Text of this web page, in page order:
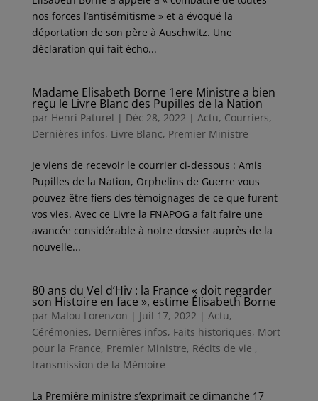
nos forces l’antisémitisme » et a évoqué la
déportation de son père à Auschwitz. Une
déclaration qui fait écho...
Madame Elisabeth Borne 1ere Ministre a bien
reçu le Livre Blanc des Pupilles de la Nation
par Henri Paturel | Déc 28, 2022 | Actu, Courriers,
Dernières infos, Livre Blanc, Premier Ministre
Je viens de recevoir le courrier ci-dessous : Amis
Pupilles de la Nation, Orphelins de Guerre vous
pouvez être fiers des témoignages de ce que furent
vos vies. Avec ce Livre la FNAPOG a fait faire une
avancée considérable à notre dossier auprès de la
nouvelle...
80 ans du Vel d’Hiv : la France « doit regarder
son Histoire en face », estime Élisabeth Borne
par Malou Lorenzon | Juil 17, 2022 | Actu,
Cérémonies, Dernières infos, Faits historiques, Mort
pour la France, Premier Ministre, Récits de vie ,
transmission de la Mémoire
La Première ministre s’exprimait ce dimanche 17